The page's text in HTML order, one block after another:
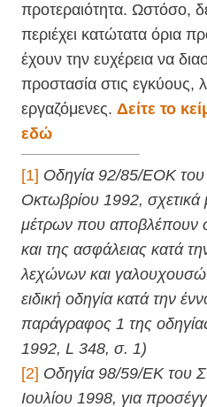
προτεραιότητα. Ωστόσο,
περιέχει κατώτατα όρια
έχουν την ευχέρεια να
προστασία στις εγκύους,
εργαζόμενες. Δείτε το
εδώ
[1] Οδηγία 92/85/ΕΟΚ του
Οκτωβρίου 1992, σχετικά
μέτρων που αποβλέπουν
και της ασφάλειας κατά
λεχώνων και
ειδική οδηγία κατά την
παράγραφος 1 της
1992, L 348, σ. 1)
[2] Οδηγία 98/59/ΕΚ του
Ιουλίου 1998, για